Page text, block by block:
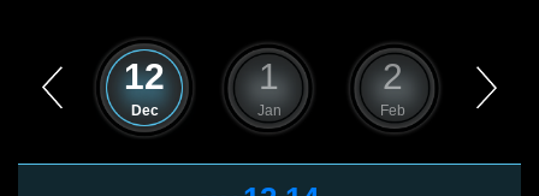
12
Dec
1
Jan
2
Feb